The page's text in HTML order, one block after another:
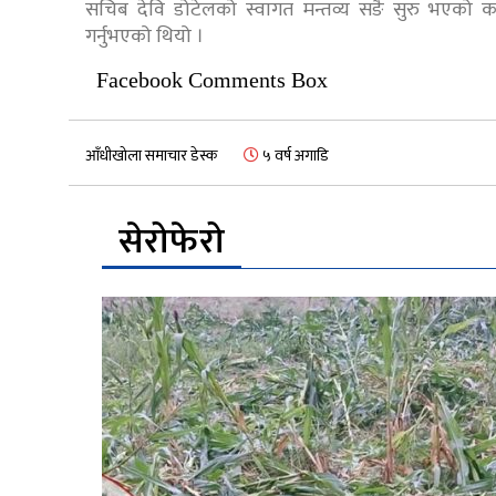
सचिब देवि डोटेलको स्वागत मन्तव्य सङै सुरु भएको
गर्नुभएको थियो ।
Facebook Comments Box
आँधीखोला समाचार डेस्क ५ वर्ष अगाडि
सेरोफेरो